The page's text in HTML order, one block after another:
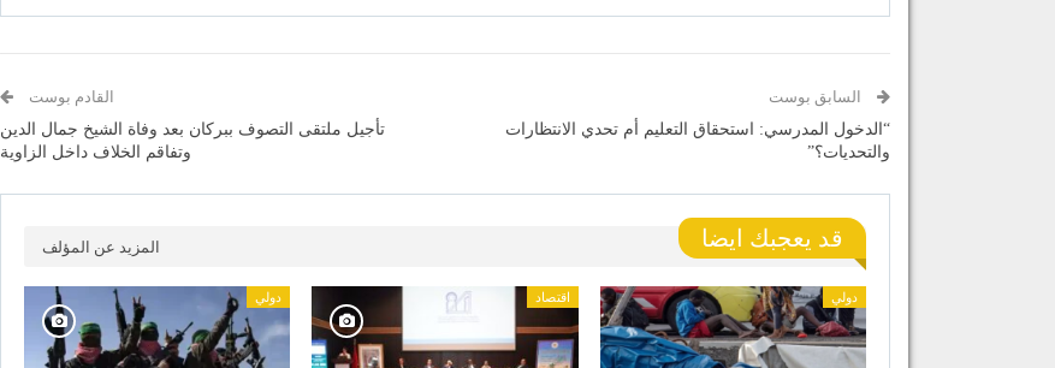
السابق بوست
“الدخول المدرسي: استحقاق التعليم أم تحدي الانتظارات
والتحديات؟”
القادم بوست
تأجيل ملتقى التصوف ببركان بعد وفاة الشيخ جمال الدين
وتفاقم الخلاف داخل الزاوية
قد يعجبك ايضا المزيد عن المؤلف
دولي اقتصاد دولي